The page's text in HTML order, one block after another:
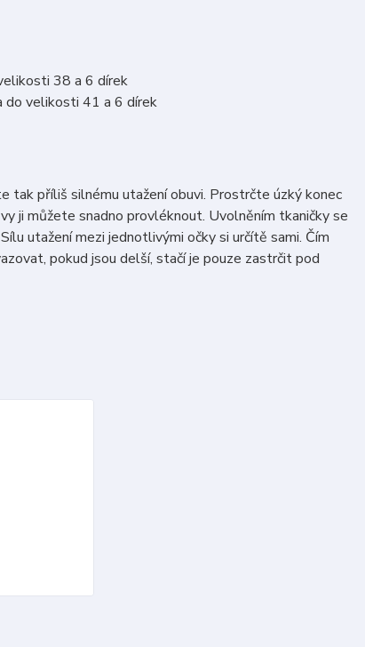
38 a 6 dírek
do velikosti 41 a 6 dírek
tak příliš silnému utažení obuvi. Prostrčte úzký konec
ji můžete snadno provléknout. Uvolněním tkaničky se
utažení mezi jednotlivými očky si určítě sami. Čím
pokud jsou delší, stačí je pouze zastrčit pod